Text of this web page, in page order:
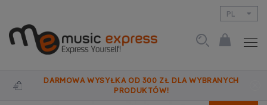
PL
DARMOWA WYSYŁKA OD 300 ZŁ DLA WYBRANYCH
PRODUKTÓW!